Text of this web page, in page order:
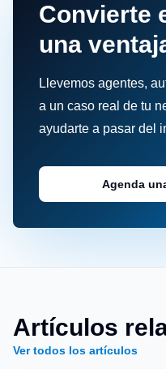
Convierte
una
Llevemos agentes,
a un caso real de tu
ayudarte a pasar del
Agenda
Artículos
Ver todos los artículos